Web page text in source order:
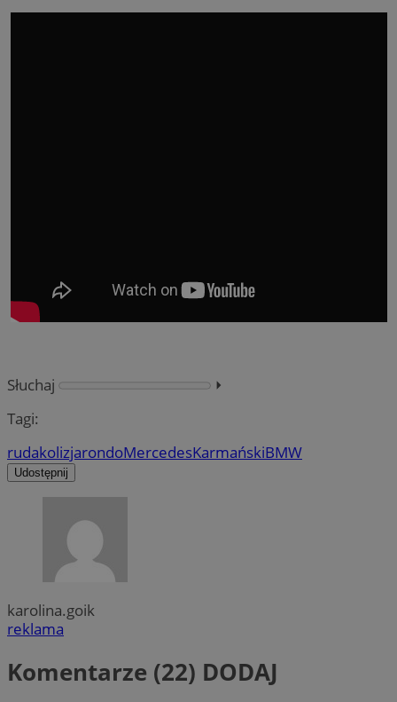
Słuchaj
⏵︎
Tagi:
rudakolizjarondoMercedesKarmańskiBMW
Udostępnij
karolina.goik
reklama
Komentarze (22) DODAJ